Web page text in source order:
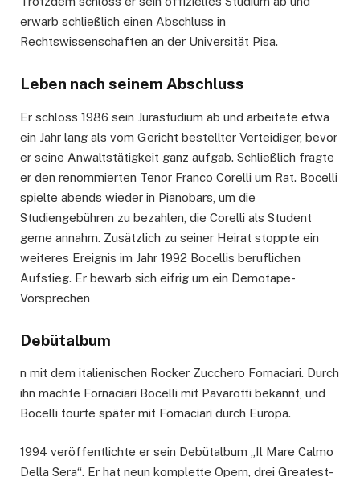
erwarb schließlich einen Abschluss in
Rechtswissenschaften an der Universität Pisa.
Leben nach seinem Abschluss
Er schloss 1986 sein Jurastudium ab und arbeitete etwa
ein Jahr lang als vom Gericht bestellter Verteidiger, bevor
er seine Anwaltstätigkeit ganz aufgab. Schließlich fragte
er den renommierten Tenor Franco Corelli um Rat. Bocelli
spielte abends wieder in Pianobars, um die
Studiengebühren zu bezahlen, die Corelli als Student
gerne annahm. Zusätzlich zu seiner Heirat stoppte ein
weiteres Ereignis im Jahr 1992 Bocellis beruflichen
Aufstieg. Er bewarb sich eifrig um ein Demotape-
Vorsprechen
Debütalbum
n mit dem italienischen Rocker Zucchero Fornaciari. Durch
ihn machte Fornaciari Bocelli mit Pavarotti bekannt, und
Bocelli tourte später mit Fornaciari durch Europa.
1994 veröffentlichte er sein Debütalbum „Il Mare Calmo
Della Sera“. Er hat neun komplette Opern, drei Greatest-